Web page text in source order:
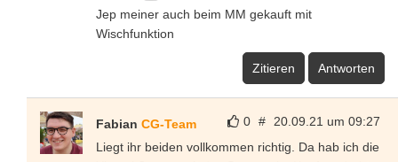
Jep meiner auch beim MM gekauft mit
Wischfunktion
Zitieren Antworten
0 # 20.09.21 um 09:27
Fabian CG-Team
Liegt ihr beiden vollkommen richtig. Da hab ich die